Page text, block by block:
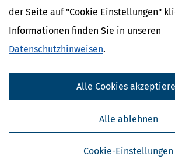
der Seite auf "Cookie Einstellungen"
Informationen finden Sie in unseren
Datenschutzhinweisen.
Cookie-Einstellungen
Alle ablehnen
Alle Cookies